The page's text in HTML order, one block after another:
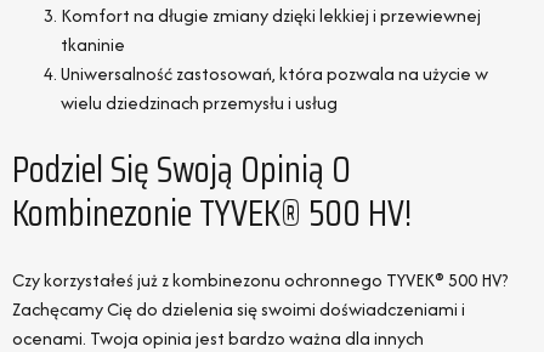
Komfort na długie zmiany dzięki lekkiej i przewiewnej
tkaninie
Uniwersalność zastosowań, która pozwala na użycie w
wielu dziedzinach przemysłu i usług
Podziel Się Swoją Opinią O
Kombinezonie TYVEK® 500 HV!
Czy korzystałeś już z kombinezonu ochronnego TYVEK® 500 HV?
Zachęcamy Cię do dzielenia się swoimi doświadczeniami i
ocenami. Twoja opinia jest bardzo ważna dla innych